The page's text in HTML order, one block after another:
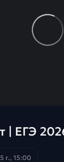
| ЕГЭ
г., 15:00